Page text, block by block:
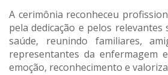
A cerimônia reconheceu
pela dedicação e pelos relevantes
saúde, reunindo familiares,
representantes da enfermagem
emoção, reconhecimento e